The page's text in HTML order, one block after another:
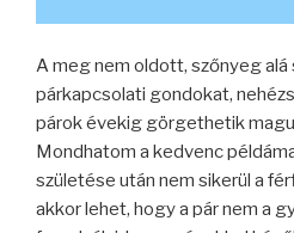
A meg nem oldott, szőnyeg
párkapcsolati gondokat,
párok évekig görgethetik
Mondhatom a kedvenc
születése után nem sikerül a
akkor lehet, hogy a pár nem a